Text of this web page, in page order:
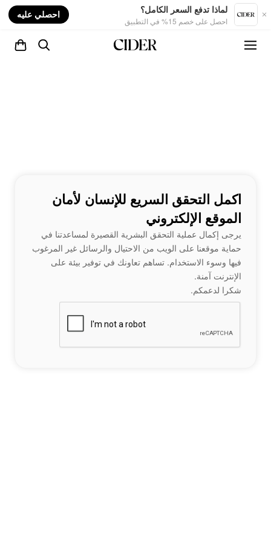
لماذا تدفع السعر الكامل؟
احصل على خصم 15% في التطبيق
احصلي عليه
اكمل التحقق السريع للإنسان لأمان
الموقع الإلكتروني
يرجى إكمال عملية التحقق البشرية القصيرة لمساعدتنا في
حماية موقعنا على الويب من الاحتيال والرسائل غير المرغوب
فيها وسوء الاستخدام. تساهم تعاونك في توفير بيئة على
الإنترنت آمنة.
شكرا لدعمكم.